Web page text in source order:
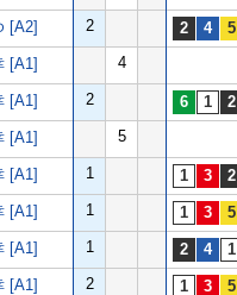
[A2] 2
[A1] 4
[A1] 2
[A1] 5
[A1] 1
[A1] 1
[A1] 1
[A1] 2